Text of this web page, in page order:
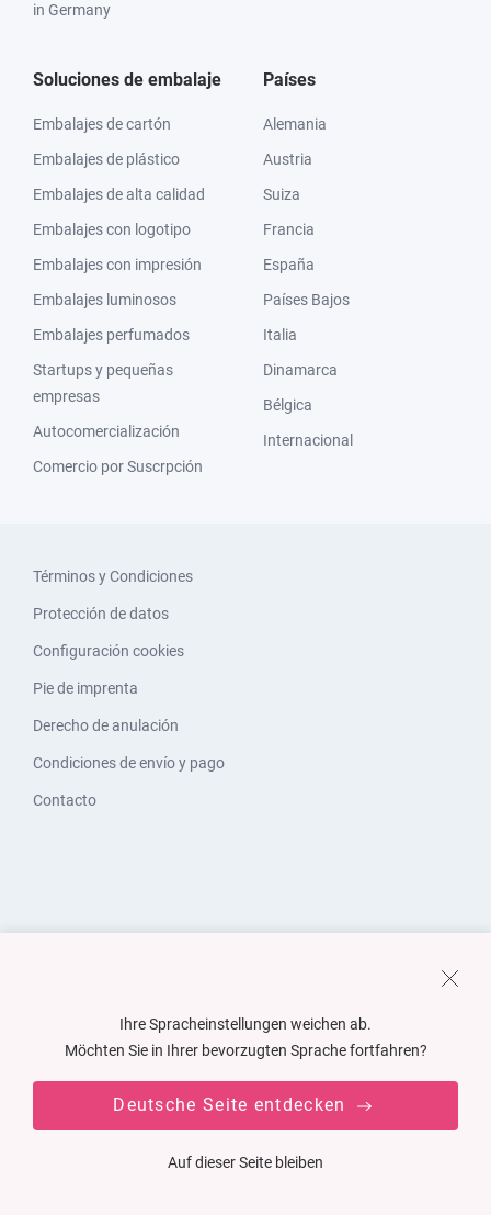
in Germany
Soluciones de embalaje
Embalajes de cartón
Embalajes de plástico
Embalajes de alta calidad
Embalajes con logotipo
Embalajes con impresión
Embalajes luminosos
Embalajes perfumados
Startups y pequeñas
empresas
Autocomercialización
Comercio por Suscrpción
Países
Alemania
Austria
Suiza
Francia
España
Países Bajos
Italia
Dinamarca
Bélgica
Internacional
Términos y Condiciones
Protección de datos
Configuración cookies
Pie de imprenta
Derecho de anulación
Condiciones de envío y pago
Contacto
Ihre Spracheinstellungen weichen ab.
Möchten Sie in Ihrer bevorzugten Sprache fortfahren?
Deutsche Seite entdecken
Auf dieser Seite bleiben